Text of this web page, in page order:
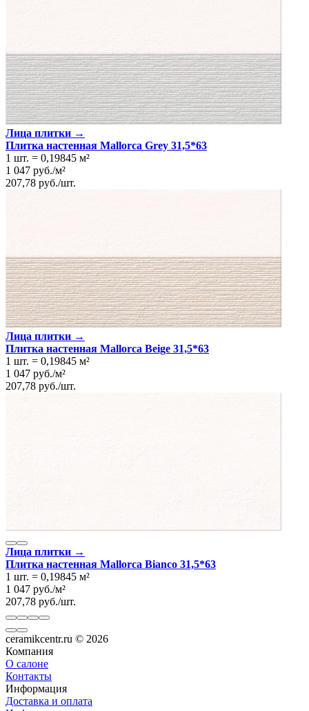
Лица плитки →
Плитка настенная Mallorca Grey 31,5*63
1 шт. = 0,19845 м²
1 047 руб./м²
207,78 руб./шт.
Лица плитки →
Плитка настенная Mallorca Beige 31,5*63
1 шт. = 0,19845 м²
1 047 руб./м²
207,78 руб./шт.
Лица плитки →
Плитка настенная Mallorca Bianco 31,5*63
1 шт. = 0,19845 м²
1 047 руб./м²
207,78 руб./шт.
ceramikcentr.ru © 2026
Компания
О салоне
Контакты
Информация
Доставка и оплата